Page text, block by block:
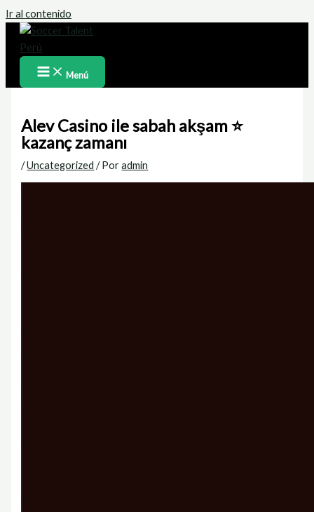
Ir al contenido
Menú
Alev Casino ile sabah akşam ⭐
kazanç zamanı
/Uncategorized / Poradmin